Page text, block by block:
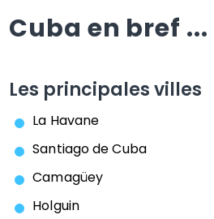
Cuba en bref ...
Les principales villes
La Havane
Santiago de Cuba
Camagüey
Holguin